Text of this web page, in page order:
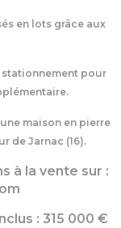
en lots grâce aux
stationnement pour
maison en pierre
de Jarnac (16).
à la vente sur :
: 315 000 €